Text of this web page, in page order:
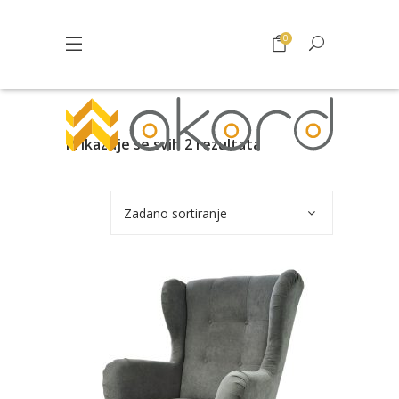
0
Prikazuje se svih 2 rezultata
Zadano sortiranje